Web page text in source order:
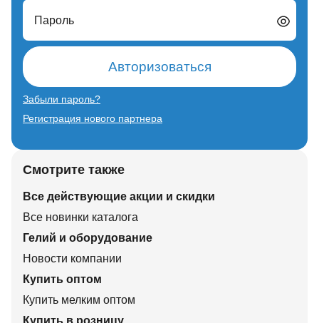
Пароль
Авторизоваться
Забыли пароль?
Регистрация нового партнера
Смотрите также
Все действующие акции и скидки
Все новинки каталога
Гелий и оборудование
Новости компании
Купить оптом
Купить мелким оптом